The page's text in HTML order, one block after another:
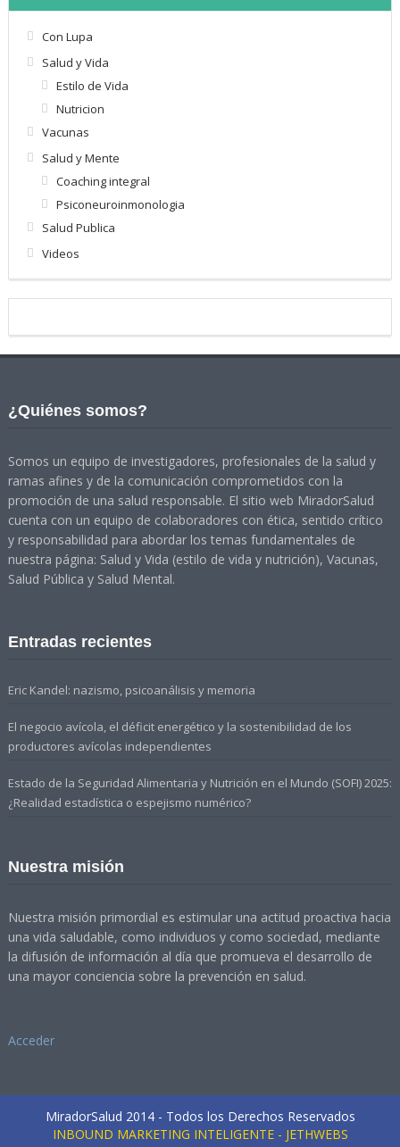
Con Lupa
Salud y Vida
Estilo de Vida
Nutricion
Vacunas
Salud y Mente
Coaching integral
Psiconeuroinmonologia
Salud Publica
Videos
¿Quiénes somos?
Somos un equipo de investigadores, profesionales de la salud y
ramas afines y de la comunicación comprometidos con la
promoción de una salud responsable. El sitio web MiradorSalud
cuenta con un equipo de colaboradores con ética, sentido crítico
y responsabilidad para abordar los temas fundamentales de
nuestra página: Salud y Vida (estilo de vida y nutrición), Vacunas,
Salud Pública y Salud Mental.
Entradas recientes
Eric Kandel: nazismo, psicoanálisis y memoria
El negocio avícola, el déficit energético y la sostenibilidad de los
productores avícolas independientes
Estado de la Seguridad Alimentaria y Nutrición en el Mundo (SOFI) 2025:
¿Realidad estadística o espejismo numérico?
Nuestra misión
Nuestra misión primordial es estimular una actitud proactiva hacia
una vida saludable, como individuos y como sociedad, mediante
la difusión de información al día que promueva el desarrollo de
una mayor conciencia sobre la prevención en salud.
Acceder
MiradorSalud 2014 - Todos los Derechos Reservados
INBOUND MARKETING INTELIGENTE - JETHWEBS